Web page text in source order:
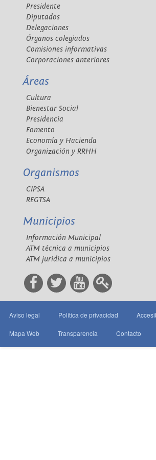
Presidente
Diputados
Delegaciones
Órganos colegiados
Comisiones informativas
Corporaciones anteriores
Áreas
Cultura
Bienestar Social
Presidencia
Fomento
Economía y Hacienda
Organización y RRHH
Organismos
CIPSA
REGTSA
Municipios
Información Municipal
ATM técnica a municipios
ATM jurídica a municipios
Aviso legal Política de privacidad
Mapa Web Transparencia Contacto